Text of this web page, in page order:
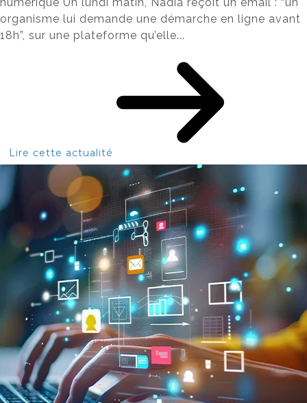
organisme lui demande une démarche en ligne avant
18h”, sur une plateforme qu’elle...
Lire cette actualité